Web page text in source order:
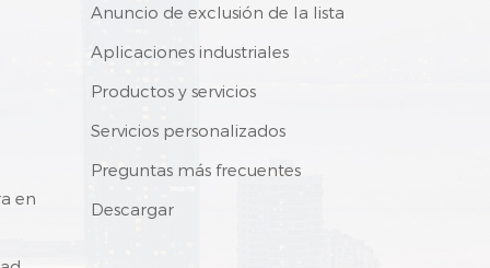
en
Anuncio de exclusión de la lista
Aplicaciones industriales
Productos y servicios
Servicios personalizados
Preguntas más frecuentes
Descargar